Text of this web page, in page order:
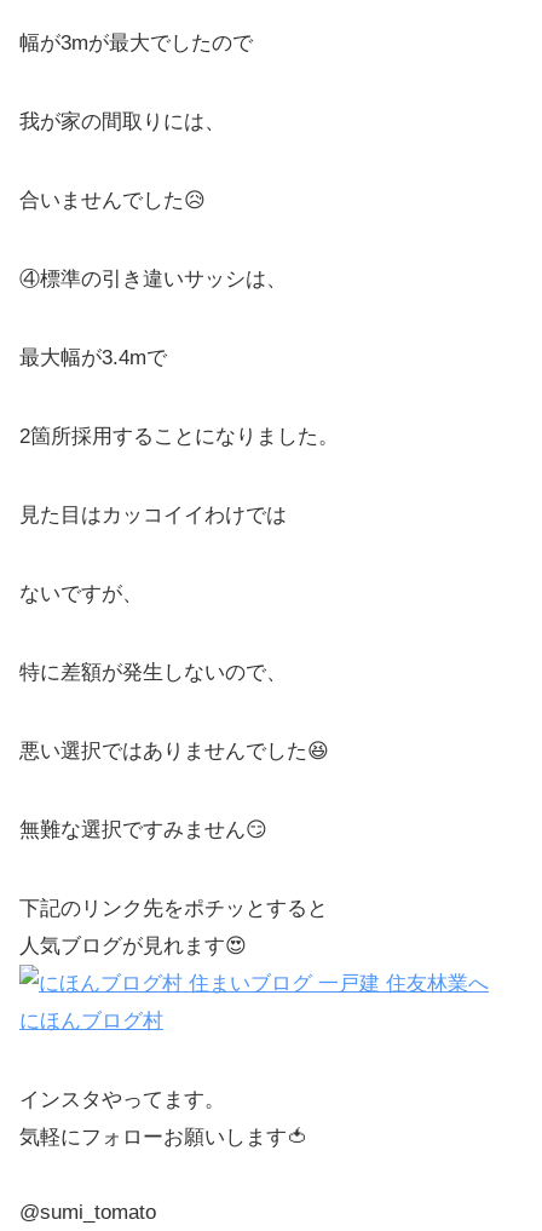
幅が3mが最大でしたので
我が家の間取りには、
合いませんでした😥
④標準の引き違いサッシは、
最大幅が3.4mで
2箇所採用することになりました。
見た目はカッコイイわけでは
ないですが、
特に差額が発生しないので、
悪い選択ではありませんでした😆
無難な選択ですみません😏
下記のリンク先をポチッとすると
人気ブログが見れます😍
にほんブログ村
インスタやってます。
気軽にフォローお願いします🍅
@sumi_tomato